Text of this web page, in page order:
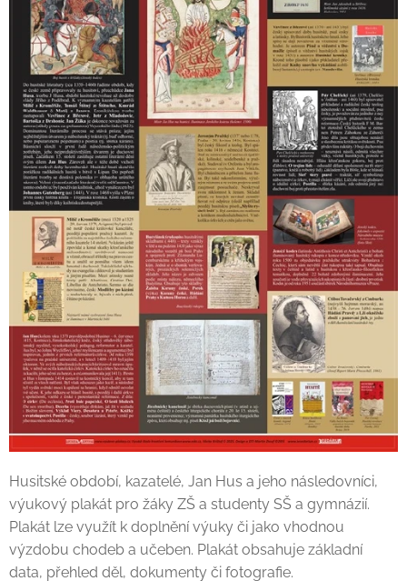
Husitské období, kazatelé, Jan Hus a jeho následovníci,
výukový plakát pro žáky ZŠ a studenty SŠ a gymnázií.
Plakát lze využít k doplnění výuky či jako vhodnou
výzdobu chodeb a učeben. Plakát obsahuje základní
data, přehled děl, dokumenty či fotografie.